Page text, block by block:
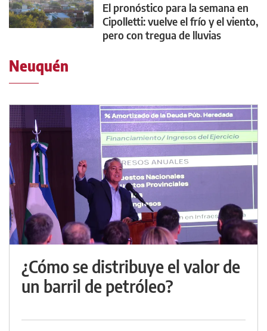
El pronóstico para la semana en
Cipolletti: vuelve el frío y el viento,
pero con tregua de lluvias
Neuquén
¿Cómo se distribuye el valor de
un barril de petróleo?